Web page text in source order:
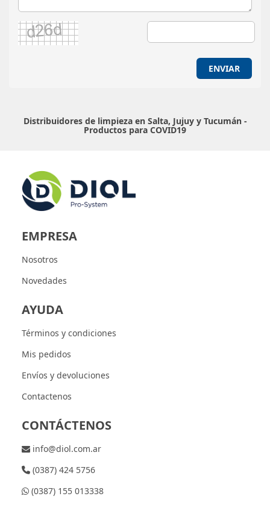
ENVIAR
Distribuidores de limpieza en Salta, Jujuy y Tucumán -
Productos para COVID19
EMPRESA
Nosotros
Novedades
AYUDA
Términos y condiciones
Mis pedidos
Envíos y devoluciones
Contactenos
CONTÁCTENOS
info@diol.com.ar
(0387) 424 5756
(0387) 155 013338